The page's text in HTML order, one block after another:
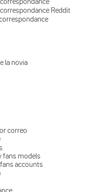
Reddit
la novia
correo
fans models
accounts